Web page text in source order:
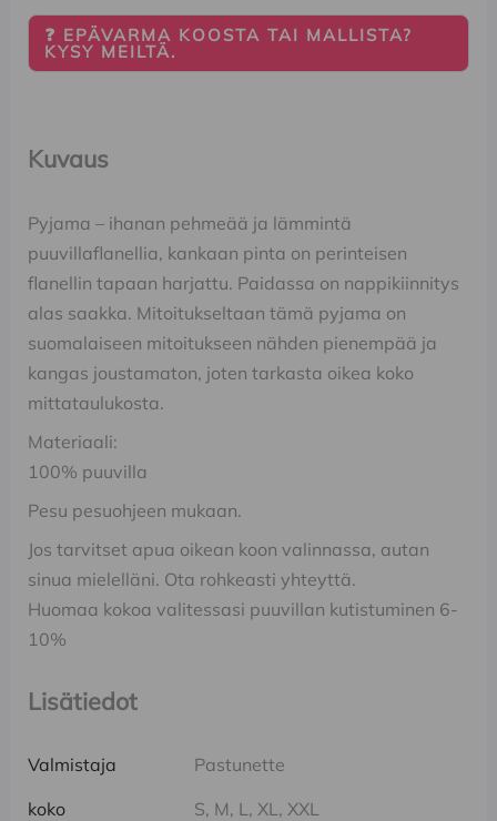
❓ EPÄVARMA KOOSTA TAI MALLISTA?
KYSY MEILTÄ.
Kuvaus
Pyjama – ihanan pehmeää ja lämmintä
puuvillaflanellia, kankaan pinta on perinteisen
flanellin tapaan harjattu. Paidassa on nappikiinnitys
alas saakka. Mitoitukseltaan tämä pyjama on
suomalaiseen mitoitukseen nähden pienempää ja
kangas joustamaton, joten tarkasta oikea koko
mittataulukosta.
Materiaali:
100% puuvilla
Pesu pesuohjeen mukaan.
Jos tarvitset apua oikean koon valinnassa, autan
sinua mielelläni. Ota rohkeasti yhteyttä.
Huomaa kokoa valitessasi puuvillan kutistuminen 6-
10%
Lisätiedot
Valmistaja
Pastunette
koko
S, M, L, XL, XXL